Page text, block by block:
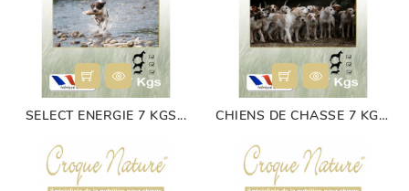
SELECT ENERGIE 7 KGS... CHIENS DE CHASSE 7 KGS...